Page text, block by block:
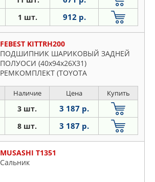
1 шт. 912 р.
FEBEST KITTRH200
ПОДШИПНИК ШАРИКОВЫЙ ЗАДНЕЙ
ПОЛУОСИ (40x94x26X31)
РЕМКОМПЛЕКТ (TOYOTA
Наличие Цена Купить
3 шт. 3 187 р.
8 шт. 3 187 р.
MUSASHI T1351
Сальник